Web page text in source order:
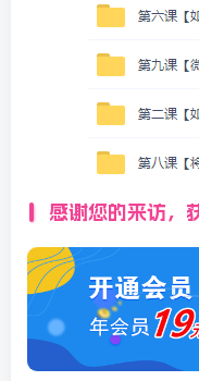
感谢您的来访，